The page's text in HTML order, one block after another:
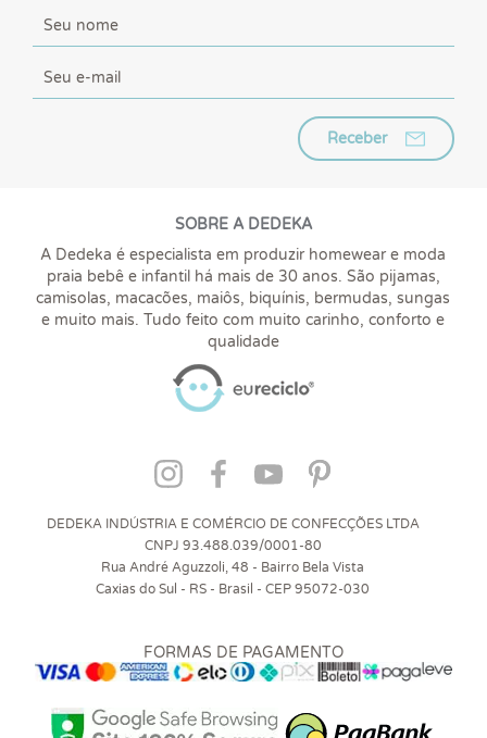
Receber
SOBRE A DEDEKA
A Dedeka é especialista em produzir homewear e moda
praia bebê e infantil há mais de 30 anos. São pijamas,
camisolas, macacões, maiôs, biquínis, bermudas, sungas
e muito mais. Tudo feito com muito carinho, conforto e
qualidade
DEDEKA INDÚSTRIA E COMÉRCIO DE CONFECÇÕES LTDA
CNPJ 93.488.039/0001-80
Rua André Aguzzoli, 48 - Bairro Bela Vista
Caxias do Sul - RS - Brasil - CEP 95072-030
FORMAS DE PAGAMENTO